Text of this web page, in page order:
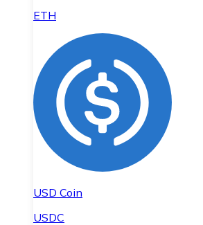
ETH
USD Coin
USDC